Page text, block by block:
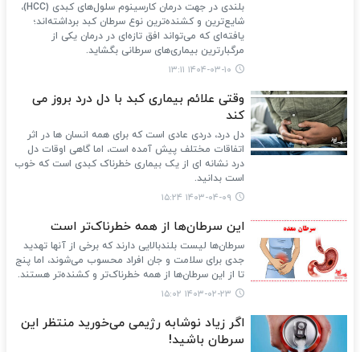
بلندی در جهت درمان کارسینوم سلول‌های کبدی (HCC)،
شایع‌ترین و کشنده‌ترین نوع سرطان کبد برداشته‌اند؛
یافته‌ای که می‌تواند افق تازه‌ای در درمان یکی از
مرگبارترین بیماری‌های سرطانی بگشاید.
۱۴۰۴-۰۳-۱۰ ۱۳:۱۱
وقتی علائم بیماری کبد با دل درد بروز می
کند
دل درد، دردی عادی است که برای همه انسان ها در اثر
اتفاقات مختلف پیش آمده است، اما گاهی اوقات دل
درد نشانه ای از یک بیماری خطرناک کبدی است که خوب
است بدانید.
۱۴۰۳-۰۴-۰۹ ۱۵:۲۴
این سرطان‌ها از همه خطرناک‌تر است
سرطان‌ها لیست بلندبالایی دارند که برخی از آنها تهدید
جدی برای سلامت و جان افراد محسوب می‌شوند، اما پنج
تا از این سرطان‌ها از همه خطرناک‌تر و کشنده‌تر هستند.
۱۴۰۳-۰۲-۲۳ ۱۵:۰۲
اگر زیاد نوشابه رژیمی می‌خورید منتظر این
سرطان باشید!